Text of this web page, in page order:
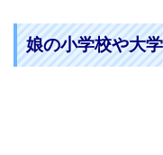
娘の小学校や大